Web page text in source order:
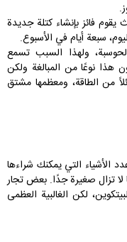
فائز بإنشاء كتلة جديدة
ولهذا السبب تسمع
هذا نوعًا من المبالغة ولكن
من الطاقة، ومعظمها مشتق
الأشياء التي يمكنك شراءها
لا تزال صغيرة جدًا. بعض تجار
لكن الغالبية العظمى